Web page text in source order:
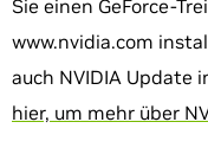
Sie einen GeForce-
www.nvidia.com
auch NVIDIA Update
hier, um mehr über